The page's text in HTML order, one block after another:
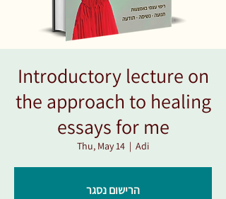
Introductory lecture on
the approach to healing
essays for me
Thu, May 14
  |
Adi
הרישום נסגר